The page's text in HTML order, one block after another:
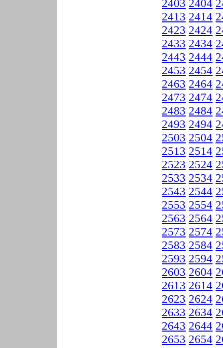
2403 2404
2413 2414
2423 2424
2433 2434
2443 2444
2453 2454
2463 2464
2473 2474
2483 2484
2493 2494
2503 2504
2513 2514
2523 2524
2533 2534
2543 2544
2553 2554
2563 2564
2573 2574
2583 2584
2593 2594
2603 2604
2613 2614
2623 2624
2633 2634
2643 2644
2653 2654